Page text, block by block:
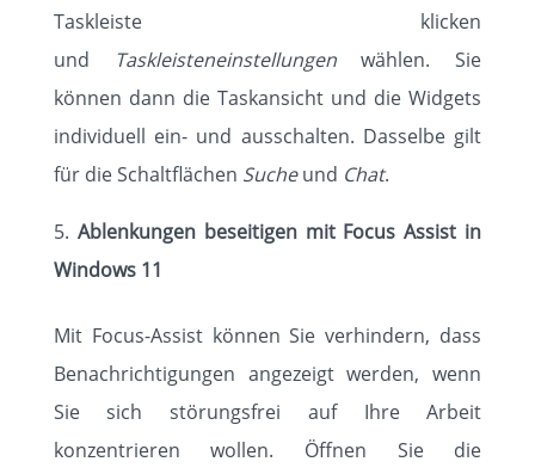
Taskleiste klicken
und
Taskleisteneinstellungen
wählen. Sie
können dann die Taskansicht und die Widgets
individuell ein- und ausschalten. Dasselbe gilt
für die Schaltflächen Suche und Chat.
Ablenkungen beseitigen mit Focus Assist in
Windows 11
Mit Focus-Assist können Sie verhindern, dass
Benachrichtigungen angezeigt werden, wenn
Sie sich störungsfrei auf Ihre Arbeit
konzentrieren wollen. Öffnen Sie die